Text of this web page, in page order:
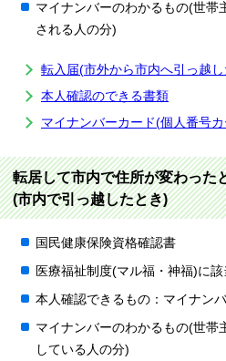
マイナンバーのわかるもの(世帯
される人の分)
転入届(市外から市内へ引っ越
本人確認のできる書類
マイナンバーカード(個人番号
転居して市内で住所が変わった
(市内で引っ越したとき)
国民健康保険資格確認書
医療福祉制度(マル福・神福)に
本人確認できるもの：マイナン
マイナンバーのわかるもの(世帯
している人の分)